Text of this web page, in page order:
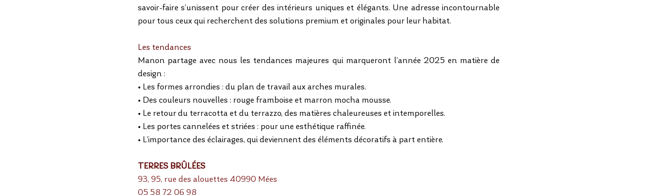
savoir-faire s’unissent pour créer des intérieurs uniques et élégants. Une adresse incontournable
pour tous ceux qui recherchent des solutions premium et originales pour leur habitat.
Les tendances
Manon partage avec nous les tendances majeures qui marqueront l’année 2025 en matière de
design :
• Les formes arrondies : du plan de travail aux arches murales.
• Des couleurs nouvelles : rouge framboise et marron mocha mousse.
• Le retour du terracotta et du terrazzo, des matières chaleureuses et intemporelles.
• Les portes cannelées et striées : pour une esthétique raffinée.
• L’importance des éclairages, qui deviennent des éléments décoratifs à part entière.
TERRES BRÛLÉES
93, 95, rue des alouettes 40990 Mées
05 58 72 06 98